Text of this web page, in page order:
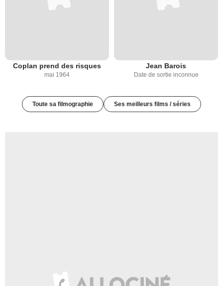
Coplan prend des risques
mai 1964
Jean Barois
Date de sortie inconnue
Toute sa filmographie Ses meilleurs films / séries